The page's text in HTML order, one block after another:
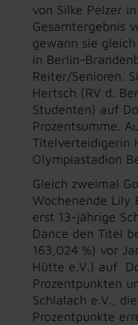
von Silke Pelzer
Gesamtergebnis
gewann sie
in Berlin-
Reiter/Senioren.
Hertsch (RV d.
Studenten) auf
Prozentsumme.
Titelverteidigerin
Olympiastadion
Gleich zweimal
Wochenende Lily
erst 13-jährige
Dance den Titel
163,024 %) vor
Hütte e.V.) auf
Prozentpunkten
Schlalach e.V.,
Prozentpunkte